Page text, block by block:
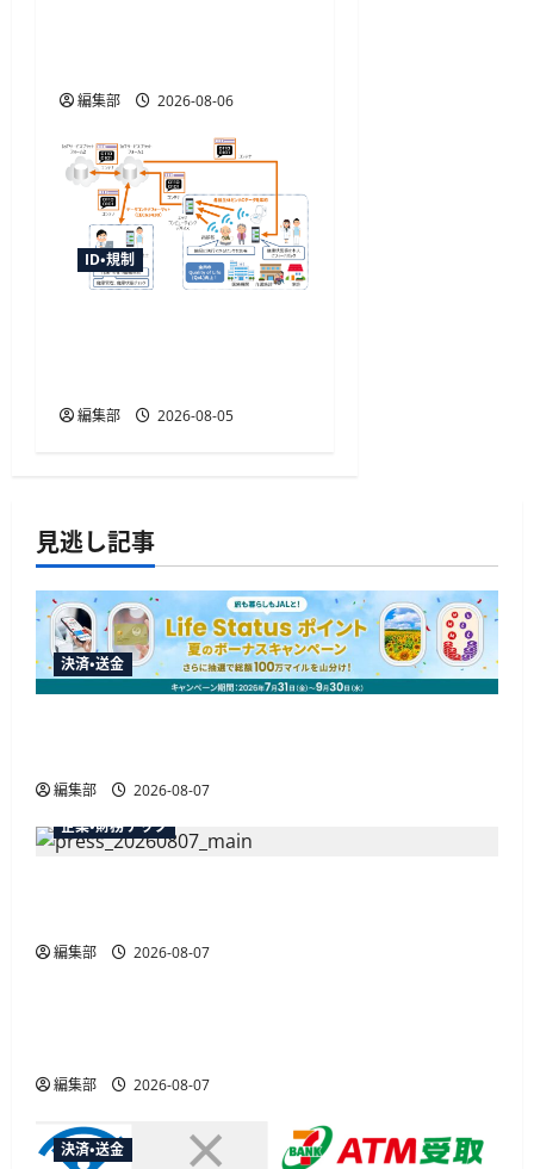
編集部 2026-08-06
ID・規制
編集部 2026-08-05
見逃し記事
決済・送金
編集部
2026-08-07
企業・財務テック
編集部 2026-08-07
広告
編集部 2026-08-07
決済・送金